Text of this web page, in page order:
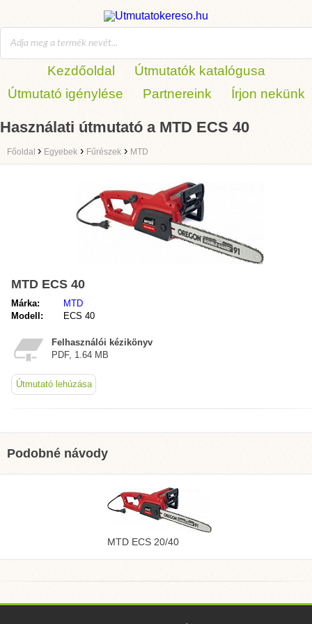
Kezdőoldal
Útmutatók katalógusa
Útmutató igénylése
Partnereink Írjon nekünk
Használati útmutató a MTD ECS 40
Főoldal › Egyebek › Fűrészek › MTD
MTD ECS 40
Márka:
MTD
Modell:
ECS 40
Felhasználói kézikönyv
PDF, 1.64 MB
Útmutató lehúzása
Podobné návody
MTD ECS 20/40